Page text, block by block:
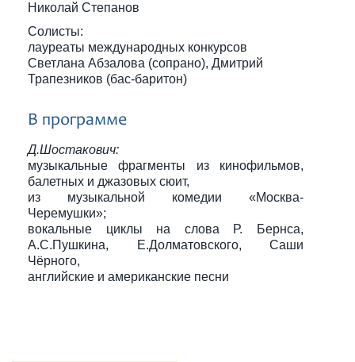
Николай Степанов
Солисты:
лауреаты международных конкурсов
Светлана Абзалова (сопрано), Дмитрий
Трапезников (бас-баритон)
В программе
Д.Шостакович:
музыкальные фрагменты из кинофильмов,
балетных и джазовых сюит,
из музыкальной комедии «Москва-
Черемушки»;
вокальные циклы на слова Р. Бернса,
А.С.Пушкина, Е.Долматовского, Саши
Чёрного,
английские и американские песни